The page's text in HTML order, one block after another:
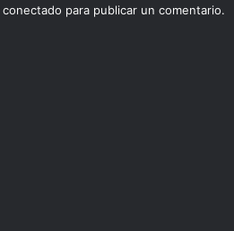
conectado para publicar un comentario.